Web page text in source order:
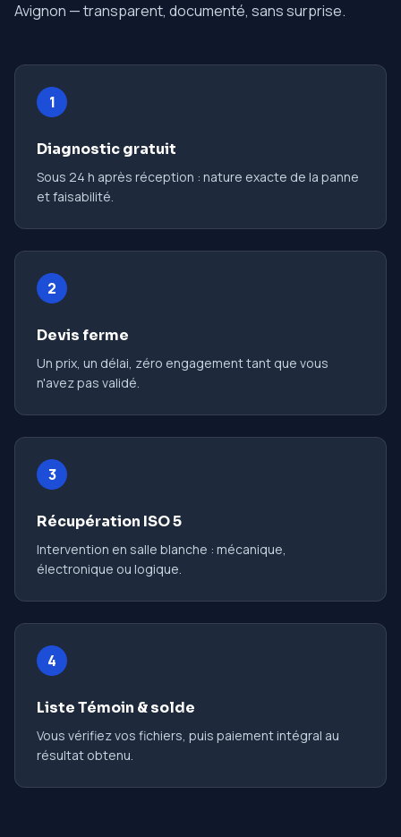
Avignon — transparent, documenté, sans surprise.
1
Diagnostic gratuit
Sous 24 h après réception : nature exacte de la panne
et faisabilité.
2
Devis ferme
Un prix, un délai, zéro engagement tant que vous
n'avez pas validé.
3
Récupération ISO 5
Intervention en salle blanche : mécanique,
électronique ou logique.
4
Liste Témoin & solde
Vous vérifiez vos fichiers, puis paiement intégral au
résultat obtenu.